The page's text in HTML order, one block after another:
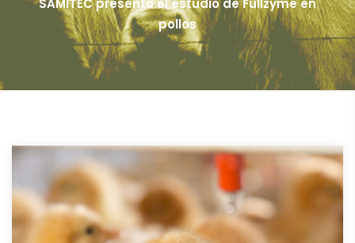
SAMITEC presentó el estudio de Fullzyme en
pollos